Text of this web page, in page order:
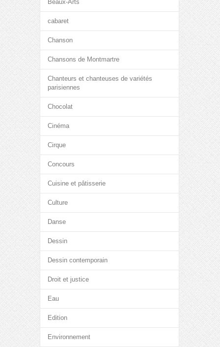
Beaux-Arts
cabaret
Chanson
Chansons de Montmartre
Chanteurs et chanteuses de variétés
parisiennes
Chocolat
Cinéma
Cirque
Concours
Cuisine et pâtisserie
Culture
Danse
Dessin
Dessin contemporain
Droit et justice
Eau
Edition
Environnement